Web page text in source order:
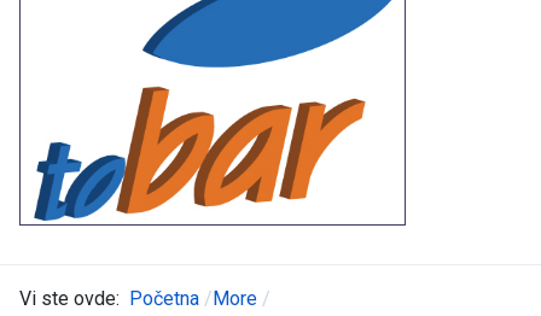
Vi ste ovde: Početna More